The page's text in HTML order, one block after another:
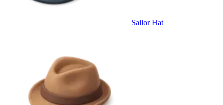
Sailor Hat